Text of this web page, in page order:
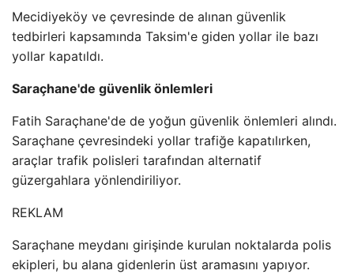
Mecidiyeköy ve çevresinde de alınan güvenlik
tedbirleri kapsamında Taksim'e giden yollar ile bazı
yollar kapatıldı.
Saraçhane'de güvenlik önlemleri
Fatih Saraçhane'de de yoğun güvenlik önlemleri alındı.
Saraçhane çevresindeki yollar trafiğe kapatılırken,
araçlar trafik polisleri tarafından alternatif
güzergahlara yönlendiriliyor.
REKLAM
Saraçhane meydanı girişinde kurulan noktalarda polis
ekipleri, bu alana gidenlerin üst aramasını yapıyor.